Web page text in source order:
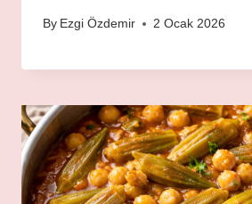
By Ezgi Özdemir 2 Ocak 2026